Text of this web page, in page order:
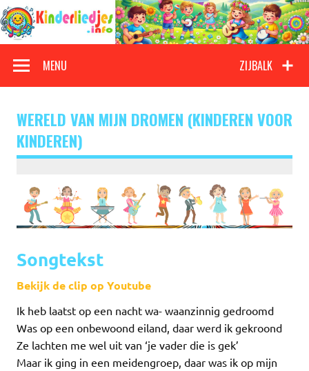
Doorgaan
naar
inhoud
Kinderliedjes
ZIJBALK
MENU
WERELD VAN MIJN DROMEN (KINDEREN VOOR
KINDEREN)
Songtekst
Bekijk de clip op Youtube
Ik heb laatst op een nacht wa- waanzinnig gedroomd
Was op een onbewoond eiland, daar werd ik gekroond
Ze lachten me wel uit van ‘je vader die is gek’
Maar ik ging in een meidengroep, daar was ik op mijn